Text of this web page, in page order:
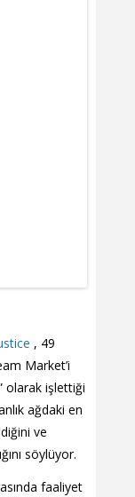
, 49
Market’i
olarak işlettiği
ağdaki en
ve
söylüyor.
faaliyet